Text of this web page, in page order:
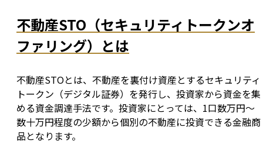
不動産STO（セキュリティトークンオ
ファリング）とは
不動産STOとは、不動産を裏付け資産とするセキュリティ
トークン（デジタル証券）を発行し、投資家から資金を集
める資金調達手法です。投資家にとっては、1口数万円〜
数十万円程度の少額から個別の不動産に投資できる金融商
品となります。